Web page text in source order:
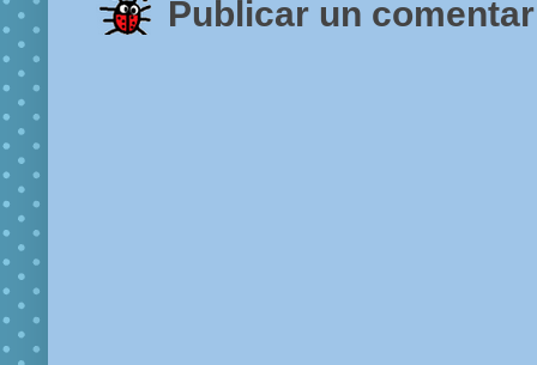
Publicar un